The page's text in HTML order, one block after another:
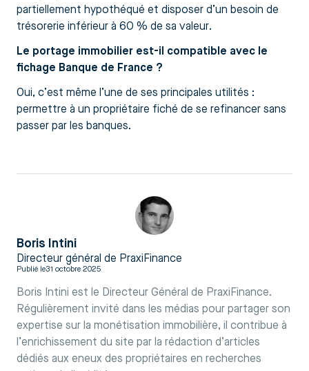
partiellement hypothéqué et disposer d’un besoin de
trésorerie inférieur à 60 % de sa valeur.
Le portage immobilier est-il compatible avec le
fichage Banque de France ?
Oui, c’est même l’une de ses principales utilités :
permettre à un propriétaire fiché de se refinancer sans
passer par les banques.
Boris Intini
Directeur général de PraxiFinance
Publié le31 octobre 2025
Boris Intini est le Directeur Général de PraxiFinance.
Régulièrement invité dans les médias pour partager son
expertise sur la monétisation immobilière, il contribue à
l’enrichissement du site par la rédaction d’articles
dédiés aux eneux des propriétaires en recherches